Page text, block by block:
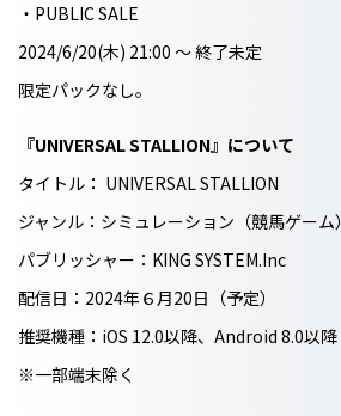
・PUBLIC SALE
2024/6/20(木) 21:00 〜 終了未定
限定パックなし。
『UNIVERSAL STALLION』について
タイトル： UNIVERSAL STALLION
ジャンル：シミュレーション（競馬ゲーム）
パブリッシャー：KING SYSTEM.Inc
配信日：2024年６月20日（予定）
推奨機種：iOS 12.0以降、Android 8.0以降
※一部端末除く